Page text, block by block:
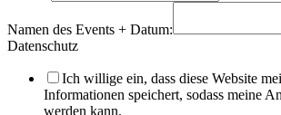
Namen des Events + Datum:
Datenschutz
Ich willige ein, dass diese Website
Informationen speichert, sodass meine
werden kann.